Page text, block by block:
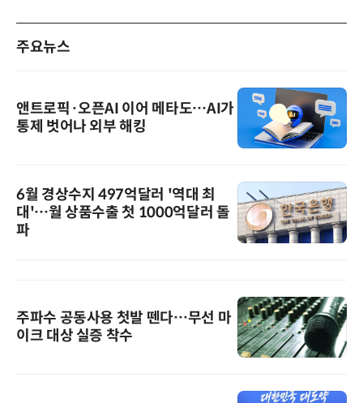
주요뉴스
앤트로픽·오픈AI 이어 메타도…AI가
통제 벗어나 외부 해킹
6월 경상수지 497억달러 '역대 최
대'…월 상품수출 첫 1000억달러 돌
파
주파수 공동사용 첫발 뗀다…무선 마
이크 대상 실증 착수